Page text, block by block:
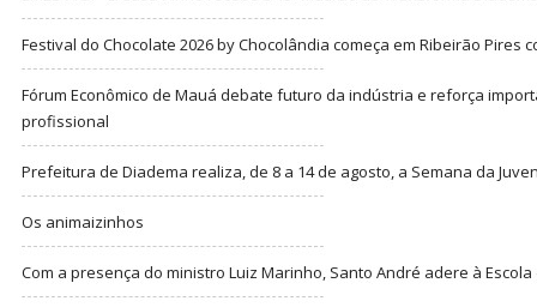
Festival do Chocolate 2026 by Chocolândia começa em Ribeirão Pires
Fórum Econômico de Mauá debate futuro da indústria e reforça
profissional
Prefeitura de Diadema realiza, de 8 a 14 de agosto, a Semana da
Os animaizinhos
Com a presença do ministro Luiz Marinho, Santo André adere à